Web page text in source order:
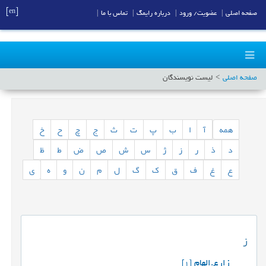
صفحه اصلی لیست نویسندگان
همه ب پ ت ث ج چ ح
خ
د
ذ ر ز ژ س ش ص ض ط
ظ
ع
غ ف ق ک گ ل م ن و ه ی
ز
زارع.الهام[1]
صفحه اصلی عضویت/ ورود درباره رایمگ تماس با ما